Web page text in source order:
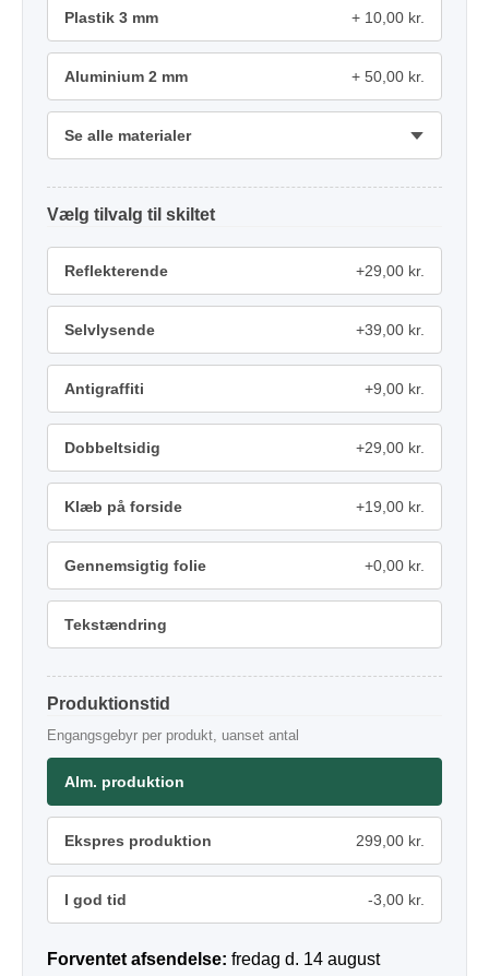
Plastik 3 mm 10,00 kr.
Aluminium 2 mm 50,00 kr.
Se alle materialer
tilvalg
Reflekterende +29,00 kr.
Selvlysende +39,00 kr.
Antigraffiti +9,00 kr.
Dobbeltsidig +29,00 kr.
Klæb på forside +19,00 kr.
Gennemsigtig folie +0,00 kr.
Tekstændring
Produktionstid
Engangsgebyr per produkt, uanset antal
Alm. produktion
Ekspres produktion 299,00 kr.
I god tid -3,00 kr.
Forventet afsendelse: fredag d. 14 august